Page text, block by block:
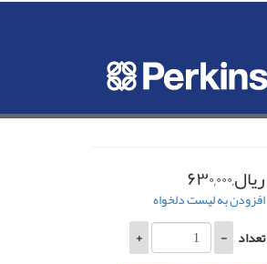
ریال,۶۳۰,۰۰۰
افزودن به لیست دلخواه
تعداد -
+